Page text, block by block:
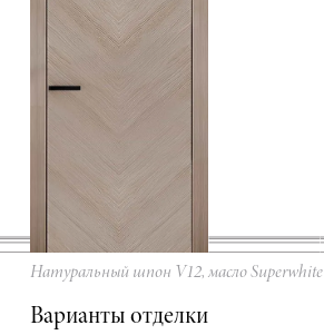
Натуральный шпон V12, масло Superwhite
Варианты отделки